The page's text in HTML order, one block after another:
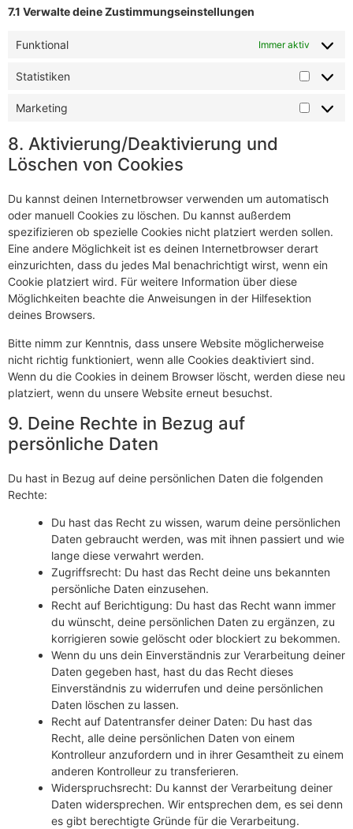
7.1 Verwalte deine Zustimmungseinstellungen
Funktional Immer aktiv
Statistiken
Marketing
8. Aktivierung/Deaktivierung und
Löschen von Cookies
Du kannst deinen Internetbrowser verwenden um automatisch
oder manuell Cookies zu löschen. Du kannst außerdem
spezifizieren ob spezielle Cookies nicht platziert werden sollen.
Eine andere Möglichkeit ist es deinen Internetbrowser derart
einzurichten, dass du jedes Mal benachrichtigt wirst, wenn ein
Cookie platziert wird. Für weitere Information über diese
Möglichkeiten beachte die Anweisungen in der Hilfesektion
deines Browsers.
Bitte nimm zur Kenntnis, dass unsere Website möglicherweise
nicht richtig funktioniert, wenn alle Cookies deaktiviert sind.
Wenn du die Cookies in deinem Browser löscht, werden diese neu
platziert, wenn du unsere Website erneut besuchst.
9. Deine Rechte in Bezug auf
persönliche Daten
Du hast in Bezug auf deine persönlichen Daten die folgenden
Rechte:
Du hast das Recht zu wissen, warum deine persönlichen
Daten gebraucht werden, was mit ihnen passiert und wie
lange diese verwahrt werden.
Zugriffsrecht: Du hast das Recht deine uns bekannten
persönliche Daten einzusehen.
Recht auf Berichtigung: Du hast das Recht wann immer
du wünscht, deine persönlichen Daten zu ergänzen, zu
korrigieren sowie gelöscht oder blockiert zu bekommen.
Wenn du uns dein Einverständnis zur Verarbeitung deiner
Daten gegeben hast, hast du das Recht dieses
Einverständnis zu widerrufen und deine persönlichen
Daten löschen zu lassen.
Recht auf Datentransfer deiner Daten: Du hast das
Recht, alle deine persönlichen Daten von einem
Kontrolleur anzufordern und in ihrer Gesamtheit zu einem
anderen Kontrolleur zu transferieren.
Widerspruchsrecht: Du kannst der Verarbeitung deiner
Daten widersprechen. Wir entsprechen dem, es sei denn
es gibt berechtigte Gründe für die Verarbeitung.